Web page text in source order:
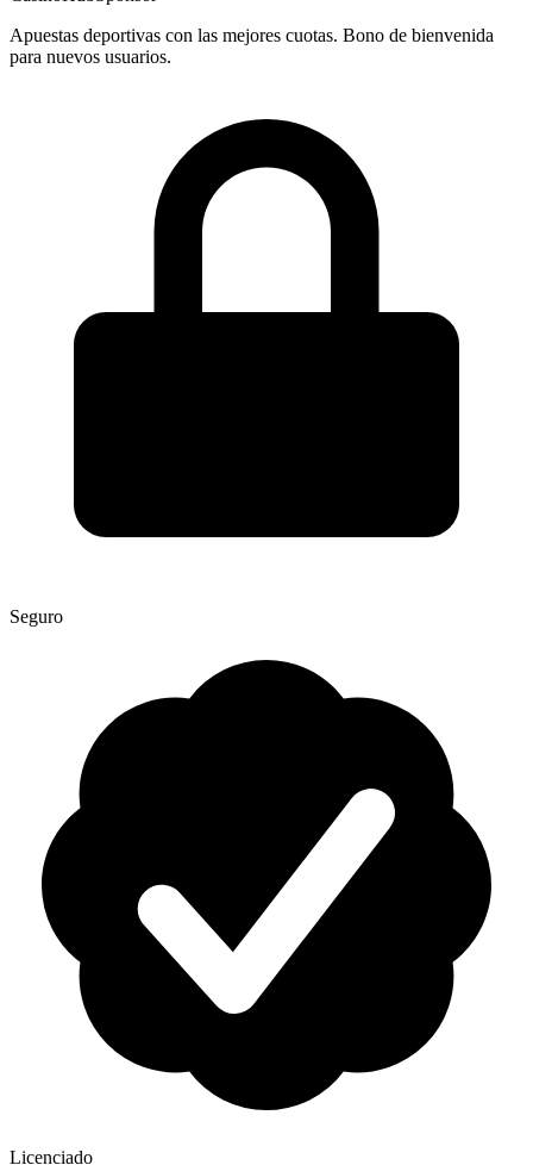
Apuestas deportivas con las mejores cuotas. Bono de bienvenida
para nuevos usuarios.
Seguro
Licenciado